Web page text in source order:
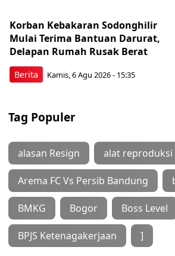
Berita
Korban Kebakaran Sodonghilir
Mulai Terima Bantuan Darurat,
Delapan Rumah Rusak Berat
Kamis, 6 Agu 2026 - 15:35
Tag Populer
alasan Resign alat reproduksi
Arema FC Vs Persib Bandung
BMKG Bogor Boss Level
BPJS Ketenagakerjaan ]